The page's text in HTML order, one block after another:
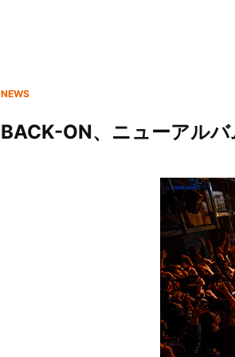
NEWS
BACK-ON、ニューアルバ